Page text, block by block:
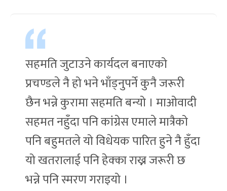
सहमति जुटाउने कार्यदल बनाएको
प्रचण्डले नै हो भने भाँड्नुपर्ने कुनै जरूरी
छैन भन्ने कुरामा सहमति बन्यो । माओवादी
सहमत नहुँदा पनि कांग्रेस एमाले मात्रैको
पनि बहुमतले यो विधेयक पारित हुने नै हुँदा
यो खतरालाई पनि हेक्का राख्न जरूरी छ
भन्ने पनि स्मरण गराइयो ।